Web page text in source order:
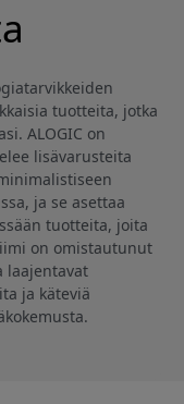
tuotteita, jotka
ALOGIC on
lisävarusteita
ja se asettaa
tuotteita, joita
on omistautunut
laajentavat
ja käteviä